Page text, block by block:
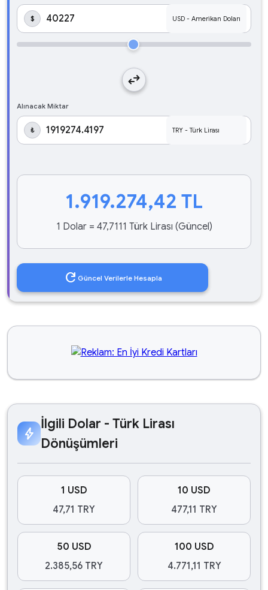
$
swap_horiz
Alınacak Miktar
₺
1.919.274,42 TL
1 Dolar = 47,7111 Türk Lirası (Güncel)
refresh Güncel Verilerle Hesapla
bolt
İlgili Dolar - Türk Lirası
Dönüşümleri
1 USD
47,71 TRY
10 USD
477,11 TRY
50 USD
2.385,56 TRY
100 USD
4.771,11 TRY